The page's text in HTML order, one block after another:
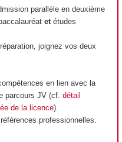
parallèle en deuxième
etétudes
joignez vos deux
en lien avec la
parcours JV (cf. détail
de la licence).
professionnelles.